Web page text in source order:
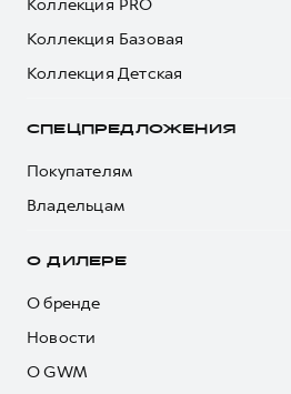
Коллекция PRO
Коллекция Базовая
Коллекция Детская
СПЕЦПРЕДЛОЖЕНИЯ
Покупателям
Владельцам
О ДИЛЕРЕ
О бренде
Новости
О GWM